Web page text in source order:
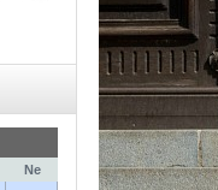
Ne